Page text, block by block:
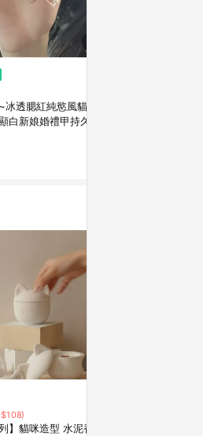
冰透腮紅純慾風貓眼
白新娘婚禮甲持久可
】貓咪造型 水泥香氛